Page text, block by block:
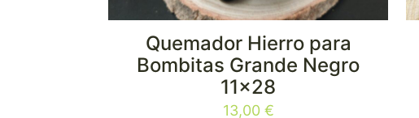
Quemador Hierro para
Bombitas Grande Negro
11×28
13,00 €